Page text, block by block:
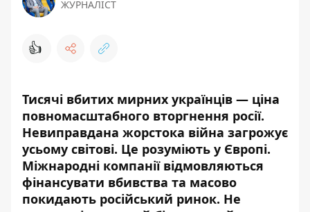
ЖУРНАЛІСТ
👍
Тисячі вбитих мирних українців — ціна
повномасштабного вторгнення росії.
Невиправдана жорстока війна загрожує
усьому світові. Це розуміють у Європі.
Міжнародні компанії відмовляються
фінансувати вбивства та масово
покидають російський ринок. Не